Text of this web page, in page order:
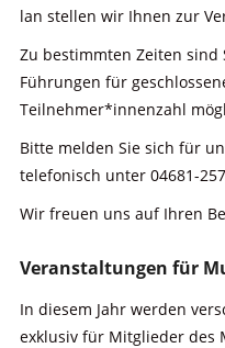
lan stellen wir Ihnen zur
Zu bestimmten Zeiten sind
Führungen für
Teilnehmer*innenzahl
Bitte melden Sie sich für
telefonisch unter 04681-
Wir freuen uns auf Ihren
Veranstaltungen für
In diesem Jahr werden
exklusiv für Mitglieder des